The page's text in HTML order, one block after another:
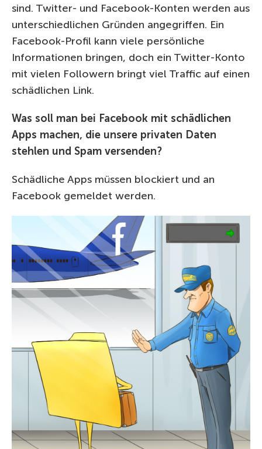
sind. Twitter- und Facebook-Konten werden aus
unterschiedlichen Gründen angegriffen. Ein
Facebook-Profil kann viele persönliche
Informationen bringen, doch ein Twitter-Konto
mit vielen Followern bringt viel Traffic auf einen
schädlichen Link.
Was soll man bei Facebook mit schädlichen
Apps machen, die unsere privaten Daten
stehlen und Spam versenden?
Schädliche Apps müssen blockiert und an
Facebook gemeldet werden.